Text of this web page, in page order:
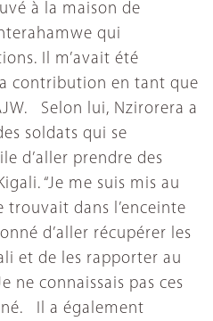
à la maison de
qui
Il m’avait été
contribution en tant que
Selon lui, Nzirorera a
soldats qui se
d’aller prendre des
“Je me suis mis au
trouvait dans l’enceinte
d’aller récupérer les
et de les rapporter au
ne connaissais pas ces
Il a également